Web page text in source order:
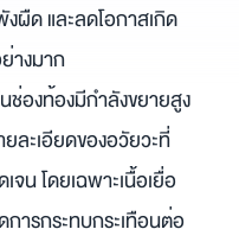
งผืด และลดโอกาสเกิด
างมาก
ช่องท้องมีกำลังขยายสูง
ละเอียดของอวัยวะที่
จน โดยเฉพาะเนื้อเยื่อ
การกระทบกระเทือนต่อ